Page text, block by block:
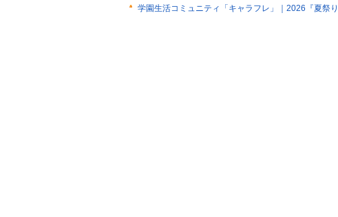
学園生活コミュニティ「キャラフレ」｜2026『夏祭